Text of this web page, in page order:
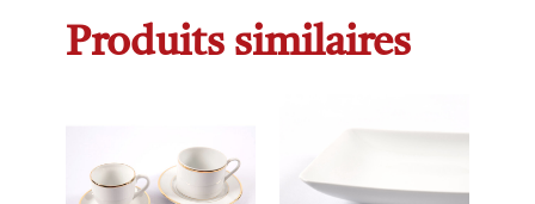
Produits similaires